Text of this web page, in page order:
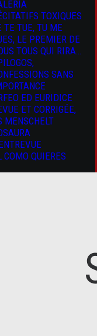
TOXIQUES
TE TUE, TU ME
LE PREMIER DE
TOUS QUI RIRA…
SANS
ED EURIDICE
ET CORRIGÉE,
MENSCHELT
COMO QUIERES